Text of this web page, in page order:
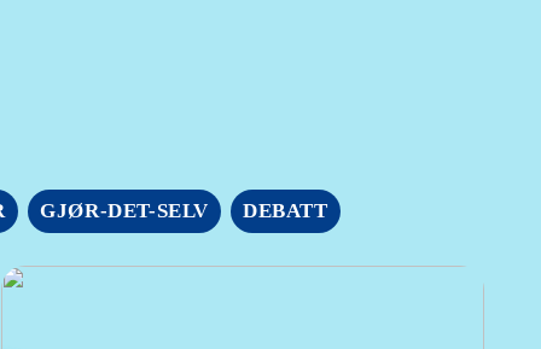
GJØR-DET-SELV DEBATT